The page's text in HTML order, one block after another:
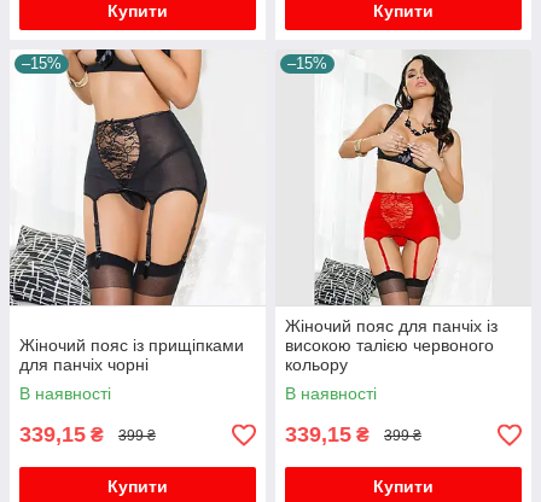
Купити Купити
–15%
Жіночий пояс із прищіпками
для панчіх чорні
В наявності
339,15 ₴ 399 ₴
Купити
–15%
Жіночий пояс для панчіх із
високою талією червоного
кольору
В наявності
339,15 ₴ 399 ₴
Купити